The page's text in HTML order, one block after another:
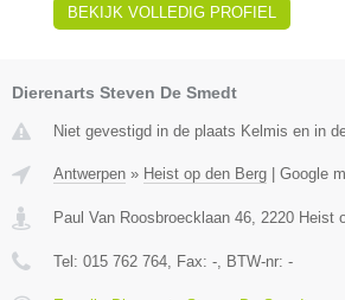
BEKIJK VOLLEDIG PROFIEL
Dierenarts Steven De Smedt
Niet gevestigd in de plaats Kelmis en in
Antwerpen » Heist op den Berg | Google
Paul Van Roosbroecklaan 46 2220 Heist
Tel: 015 762 764 , Fax: - , BTW-nr: -